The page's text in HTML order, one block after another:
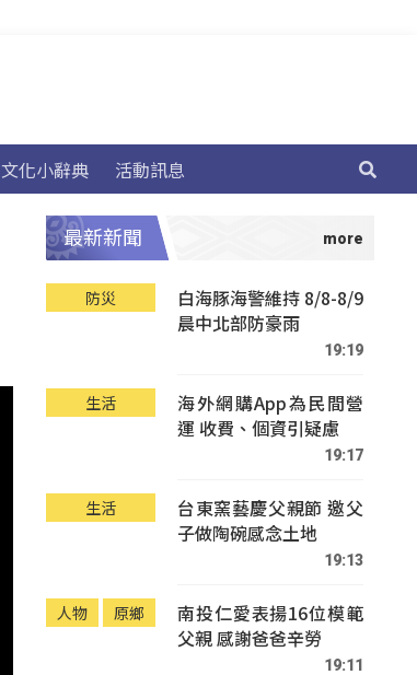
文化小辭典 活動訊息
最新新聞
防災
白海豚海警維持 8/8-8/9
晨中北部防豪雨
19:19
生活
海外網購App為民間營
運 收費、個資引疑慮
19:17
生活
台東窯藝慶父親節 邀父
子做陶碗感念土地
19:13
人物 原鄉
南投仁愛表揚16位模範
父親 感謝爸爸辛勞
19:11